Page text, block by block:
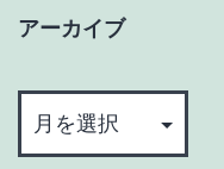
アーカイブ
カ